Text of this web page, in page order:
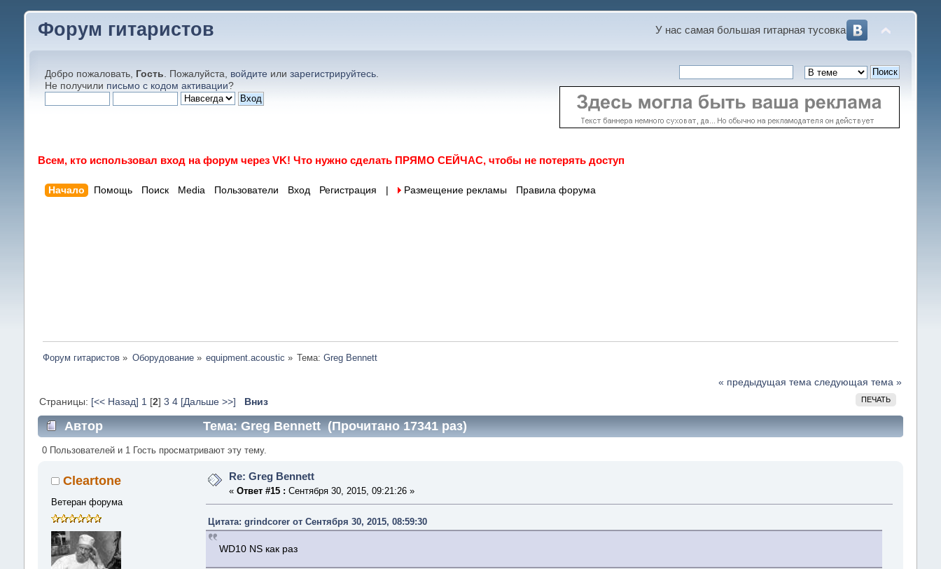
Форум гитаристов У нас самая большая гитарная тусовка
Добро пожаловать, Гость. Пожалуйста, войдитеили зарегистрируйтесь.
Не получили письмо с кодом активации?
Всем, кто использовал вход на форум через VK! Что нужно сделать ПРЯМО СЕЙЧАС, чтобы не потерять доступ
Начало Помощь Поиск Media Пользователи Вход Регистрация Размещение рекламы Правила форума
Форум гитаристов » Оборудование» equipment.acoustic » Тема:Greg Bennett
« предыдущая тема следующая тема »
ПЕЧАТЬ
Страницы: [<< Назад] 1 [2]3 4 [Дальше >>] Вниз
Автор Тема: Greg Bennett (Прочитано 17341 раз)
0 Пользователей и 1 Гость просматривают эту тему.
Cleartone
Ветеран форума
Re: Greg Bennett
«Ответ #15 : Сентября 30, 2015, 09:21:26 »
Цитата: grindcorer от Сентября 30, 2015, 08:59:30
WD10 NS как раз